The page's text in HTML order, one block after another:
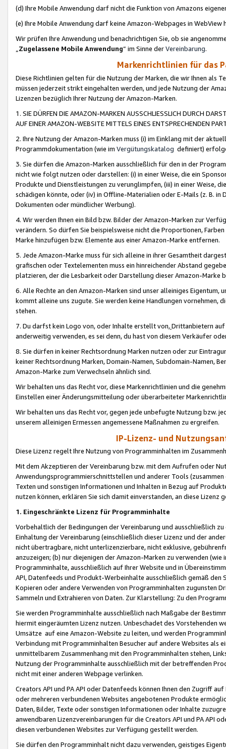
(d) Ihre Mobile Anwendung darf nicht die Funktion von Amazons
(e) Ihre Mobile Anwendung darf keine Amazon-Webpages in WebView
Wir prüfen Ihre Anwendung und benachrichtigen Sie, ob sie
„Zugelassene Mobile Anwendung“ im Sinne derVereinbarung.
Markenrichtlinien für das
Diese Richtlinien gelten für die Nutzung der Marken, die wir Ihnen als
müssen jederzeit strikt eingehalten werden, und jede Nutzung der
Lizenzen bezüglich Ihrer Nutzung der Amazon-Marken.
1. SIE DÜRFEN DIE AMAZON-MARKEN AUSSCHLIESSLICH DURCH
AUF EINER AMAZON-WEBSITE MITTELS EINES ENTSPRECHENDEN
2. Ihre Nutzung der Amazon-Marken muss (i) im Einklang mit der
Programmdokumentation (wie im Vergütungskatalog definiert)
3. Sie dürfen die Amazon-Marken ausschließlich für den in der
nicht wie folgt nutzen oder darstellen: (i) in einer Weise, die ein
Produkte und Dienstleistungen zu verunglimpfen, (iii) in einer Weise,
schädigen könnte, oder (iv) in Offline-Materialien oder E-Mails (z. B. in
Dokumenten oder mündlicher Werbung).
4. Wir werden Ihnen ein Bild bzw. Bilder der Amazon-Marken zur
verändern. So dürfen Sie beispielsweise nicht die Proportionen,
Marke hinzufügen bzw. Elemente aus einer Amazon-Marke entfernen.
5. Jede Amazon-Marke muss für sich alleine in ihrer Gesamtheit
grafischen oder Textelementen muss ein hinreichender Abstand
platzieren, der die Lesbarkeit oder Darstellung dieser Amazon-Marke
6. Alle Rechte an den Amazon-Marken sind unser alleiniges
kommt alleine uns zugute. Sie werden keine Handlungen vornehmen,
stehen.
7. Du darfst kein Logo von, oder Inhalte erstellt von,Drittanbietern auf
anderweitig verwenden, es sei denn, du hast von diesem Verkäufer
8. Sie dürfen in keiner Rechtsordnung Marken nutzen oder zur
keiner Rechtsordnung Marken, Domain-Namen, Subdomain-Namen,
Amazon-Marke zum Verwechseln ähnlich sind.
Wir behalten uns das Recht vor, diese Markenrichtlinien und die
Einstellen einer Änderungsmitteilung oder überarbeiteter
Wir behalten uns das Recht vor, gegen jede unbefugte Nutzung bzw.
unserem alleinigen Ermessen angemessene Maßnahmen zu ergreifen.
IP-Lizenz- und
Diese Lizenz regelt Ihre Nutzung von Programminhalten im
Mit dem Akzeptieren der Vereinbarung bzw. mit dem Aufrufen oder
Anwendungsprogrammierschnittstellen und anderer Tools (zusammen
Texten und sonstigen Informationen und Inhalten in Bezug auf
nutzen können, erklären Sie sich damit einverstanden, an diese Lizenz
1. Eingeschränkte Lizenz für Programminhalte
Vorbehaltlich der Bedingungen der Vereinbarung und ausschließlich
Einhaltung der Vereinbarung (einschließlich dieser Lizenz und der
nicht übertragbare, nicht unterlizenzierbare, nicht exklusive,
anzuzeigen; (b) nur diejenigen der Amazon-Marken zu verwenden
Programminhalte, ausschließlich auf Ihrer Website und in
API, Datenfeeds und Produkt-Werbeinhalte ausschließlich gemäß
Kopieren oder andere Verwenden von Programminhalten zugunsten
Sammeln und Extrahieren von Daten. Zur Klarstellung: Zu den
Sie werden Programminhalte ausschließlich nach Maßgabe der
hiermit eingeräumten Lizenz nutzen. Unbeschadet des Vorstehenden
Umsätze auf eine Amazon-Website zu leiten, und werden
Verbindung mit Programminhalten Besucher auf andere Websites als
unmittelbarem Zusammenhang mit den Programminhalten stehen,
Nutzung der Programminhalte ausschließlich mit der betreffenden
nicht mit einer anderen Webpage verlinken.
Creators API und PA API oder Datenfeeds können Ihnen den Zugriff
oder mehreren verbundenen Websites angebotenen Produkte
Daten, Bilder, Texte oder sonstigen Informationen oder Inhalte
anwendbaren Lizenzvereinbarungen für die Creators API und PA API
diesen verbundenen Websites zur Verfügung gestellt werden.
Sie dürfen den Programminhalt nicht dazu verwenden, geistiges